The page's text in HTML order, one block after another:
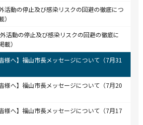
活動の停止及び感染リスクの回避の徹底につ
活動の停止及び感染リスクの回避の徹底に
）
様へ】福山市長メッセージについて（7月31
様へ】福山市長メッセージについて（7月20
様へ】福山市長メッセージについて（7月17